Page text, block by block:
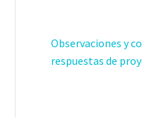
Observaciones y
respuestas de